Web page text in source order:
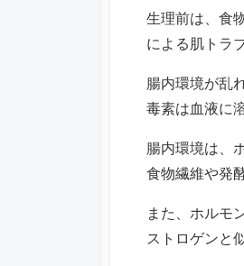
生理前は、食
による肌トラ
腸内環境が乱
毒素は血液に
腸内環境は、
食物繊維や発
また、ホルモ
ストロゲンと